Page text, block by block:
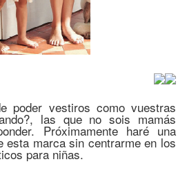
poder vestiros como vuestras
las que no sois mamás
Próximamente haré una
esta marca sin centrarme en los
para niñas.